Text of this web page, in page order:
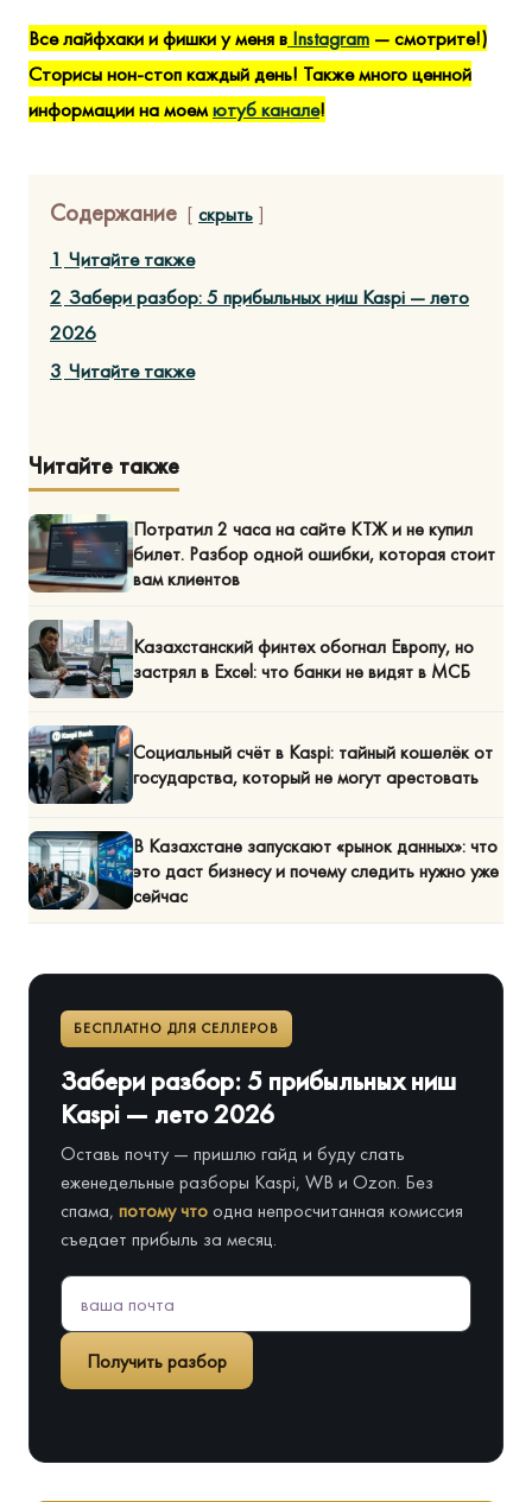
Все лайфхаки и фишки у меня в Instagram — смотрите!)
Сторисы нон-стоп каждый день! Также много ценной
информации на моемютуб канале!
Содержание скрыть
1 Читайте также
2 Забери разбор: 5 прибыльных ниш Kaspi — лето
2026
3 Читайте также
Читайте также
Потратил 2 часа на сайте КТЖ и не купил
билет. Разбор одной ошибки, которая стоит
вам клиентов
Казахстанский финтех обогнал Европу, но
застрял в Excel: что банки не видят в МСБ
Социальный счёт в Kaspi: тайный кошелёк от
государства, который не могут арестовать
В Казахстане запускают «рынок данных»: что
это даст бизнесу и почему следить нужно уже
сейчас
БЕСПЛАТНО ДЛЯ СЕЛЛЕРОВ
Забери разбор: 5 прибыльных ниш
Kaspi — лето 2026
Оставь почту — пришлю гайд и буду слать
еженедельные разборы Kaspi, WB и Ozon. Без
спама, потому чтоодна непросчитанная комиссия
съедает прибыль за месяц.
Получить разбор